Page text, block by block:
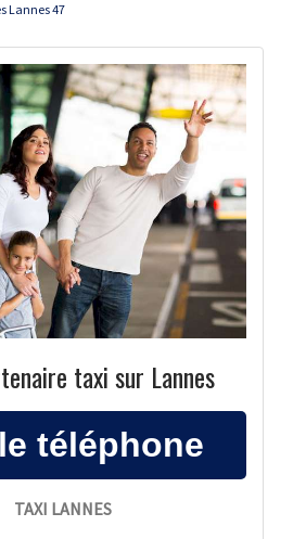
Lannes 47
taxi sur Lannes
TAXI LANNES